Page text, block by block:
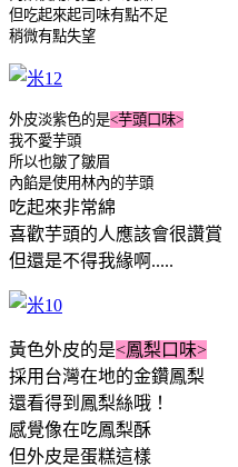
但吃起來起司味有點不足
稍微有點失望
外皮淡紫色的是<芋頭口味>
我不愛芋頭
所以也皺了皺眉
內餡是使用林內的芋頭
吃起來非常綿
喜歡芋頭的人應該會很讚賞
但還是不得我緣啊.....
黃色外皮的是<鳳梨口味>
採用台灣在地的金鑽鳳梨
還看得到鳳梨絲哦！
感覺像在吃鳳梨酥
但外皮是蛋糕這樣